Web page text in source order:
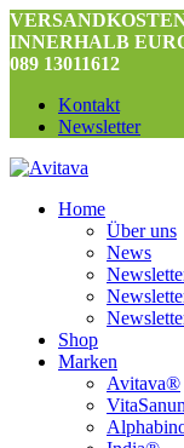
INNERHALB
089 13011612
Kontakt
Newsletter
Home
Über uns
News
Shop
Marken
Avitava®